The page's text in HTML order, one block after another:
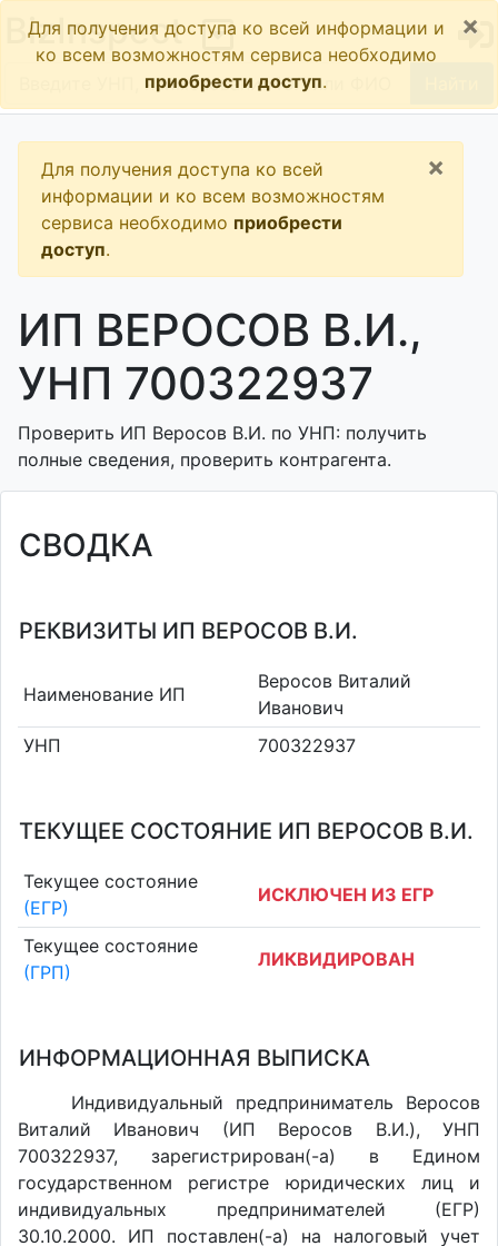
BizInspect
Для получения доступа ко всей информации и
ко всем возможностям сервиса необходимо
приобрести доступ.
×
Для получения доступа ко всей
информации и ко всем возможностям
сервиса необходимо приобрести
доступ.
×
ИП ВЕРОСОВ В.И.,
УНП 700322937
Проверить ИП Веросов В.И. по УНП: получить
полные сведения, проверить контрагента.
СВОДКА
РЕКВИЗИТЫ ИП ВЕРОСОВ В.И.
Наименование ИП
Веросов Виталий
Иванович
УНП
700322937
ТЕКУЩЕЕ СОСТОЯНИЕ ИП ВЕРОСОВ В.И.
Текущее состояние
(ЕГР)
ИСКЛЮЧЕН ИЗ ЕГР
Текущее состояние
(ГРП)
ЛИКВИДИРОВАН
ИНФОРМАЦИОННАЯ ВЫПИСКА
Индивидуальный предприниматель Веросов
Виталий Иванович (ИП Веросов В.И.), УНП
700322937, зарегистрирован(-а) в Едином
государственном регистре юридических лиц и
индивидуальных предпринимателей (ЕГР)
30.10.2000. ИП поставлен(-a) на налоговый учет